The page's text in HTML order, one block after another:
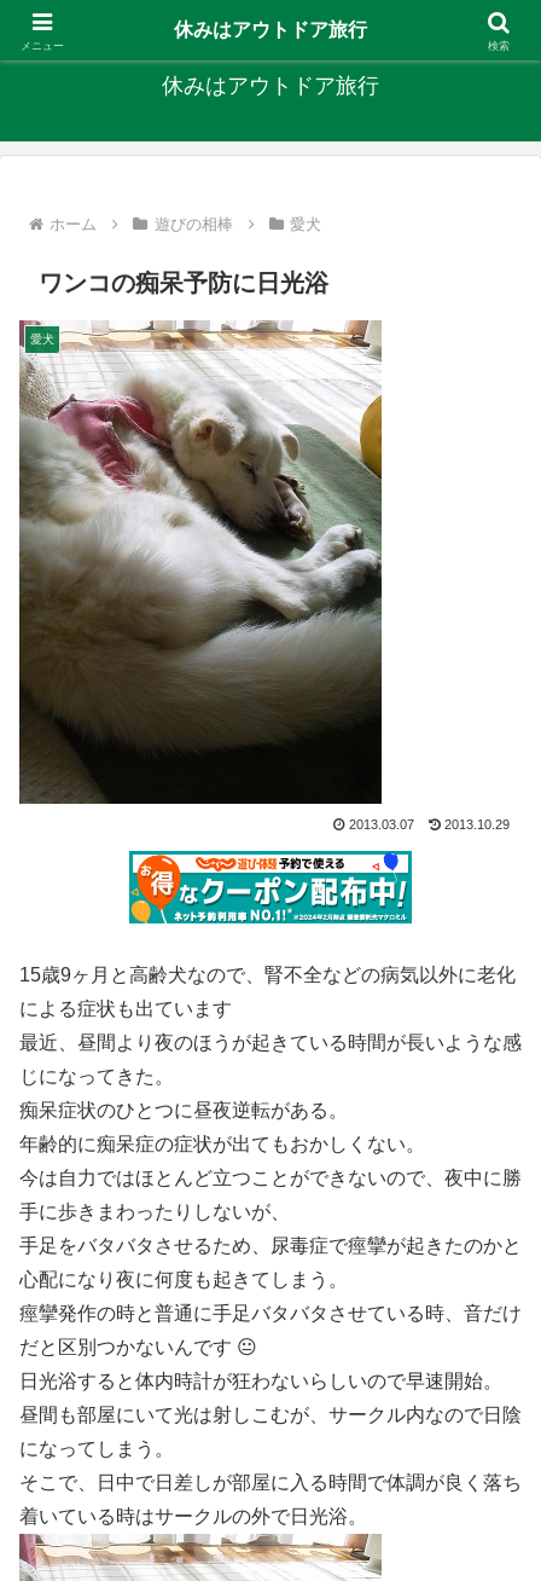
キャンプ、釣り、旅行など外遊びを楽しんでます
休みはアウトドア旅行
ホーム 遊びの相棒 愛犬
ワンコの痴呆予防に日光浴
愛犬
2013.03.07 2013.10.29
15歳9ヶ月と高齢犬なので、腎不全などの病気以外に老化
による症状も出ています
最近、昼間より夜のほうが起きている時間が長いような感
じになってきた。
痴呆症状のひとつに昼夜逆転がある。
年齢的に痴呆症の症状が出てもおかしくない。
今は自力ではほとんど立つことができないので、夜中に勝
手に歩きまわったりしないが、
手足をバタバタさせるため、尿毒症で痙攣が起きたのかと
心配になり夜に何度も起きてしまう。
痙攣発作の時と普通に手足バタバタさせている時、音だけ
だと区別つかないんです 😐
日光浴すると体内時計が狂わないらしいので早速開始。
昼間も部屋にいて光は射しこむが、サークル内なので日陰
になってしまう。
そこで、日中で日差しが部屋に入る時間で体調が良く落ち
着いている時はサークルの外で日光浴。
メニュー
休みはアウトドア旅行
検索